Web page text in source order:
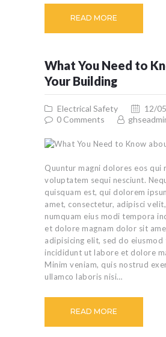
READ MORE
What You Need to
Your Building
Electrical Safety
12/
0 Comments
Quuntur magni dolores eos qui
voluptatem sequi nesciunt.
quisquam est, qui dolorem
amet, consectetur, adipisci
numquam eius modi tempora
et dolore magnam dolor sit
adipisicing elit, sed do
incididunt ut labore et dolore
Minim veniam, quis nostrud
ullamco laboris nisi…
READ MORE